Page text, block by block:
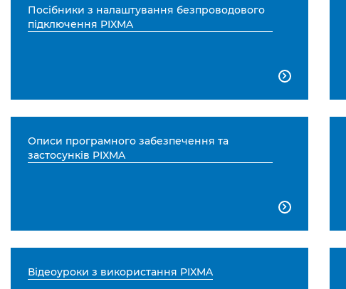
Посібники з налаштування безпроводового
підключення PIXMA

Описи програмного забезпечення та
застосунків PIXMA

Відеоуроки з використання PIXMA